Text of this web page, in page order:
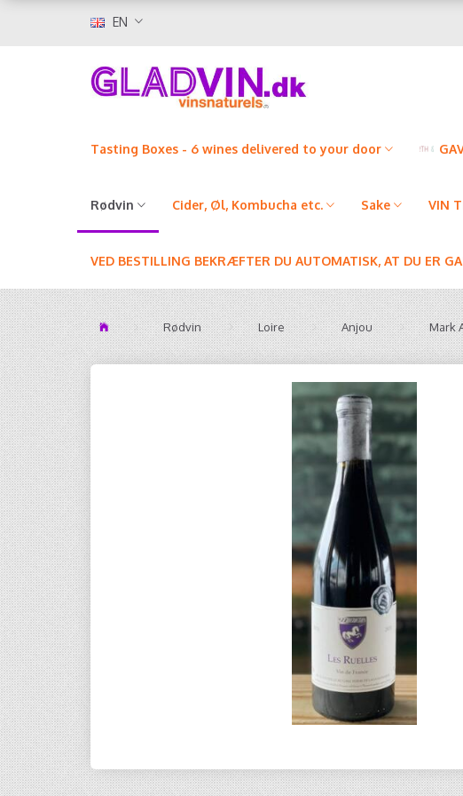
EN
Tasting Boxes - 6 wines delivered to your door
Rødvin Cider, Øl, Kombucha etc. Sake VIN
VED BESTILLING BEKRÆFTER DU AUTOMATISK, AT DU ER
Rødvin Loire Anjou Mark